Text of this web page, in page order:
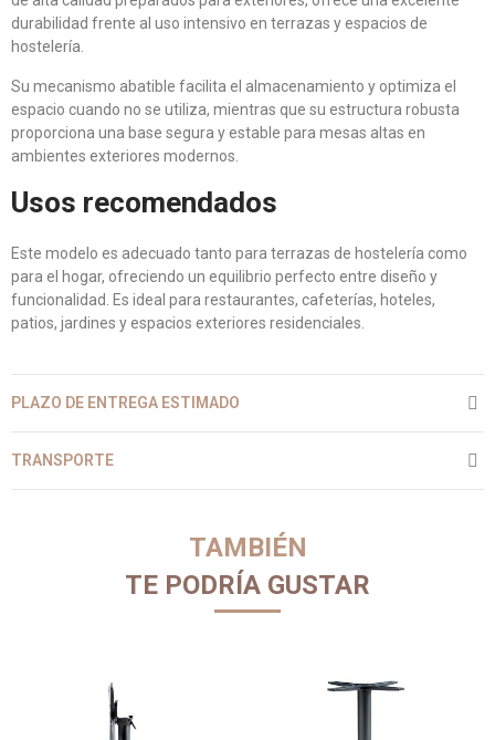
durabilidad frente al uso intensivo en terrazas y espacios de
hostelería.
Su mecanismo abatible facilita el almacenamiento y optimiza el
espacio cuando no se utiliza, mientras que su estructura robusta
proporciona una base segura y estable para mesas altas en
ambientes exteriores modernos.
Usos recomendados
Este modelo es adecuado tanto para terrazas de hostelería como
para el hogar, ofreciendo un equilibrio perfecto entre diseño y
funcionalidad. Es ideal para restaurantes, cafeterías, hoteles,
patios, jardines y espacios exteriores residenciales.
PLAZO DE ENTREGA ESTIMADO
TRANSPORTE
TAMBIÉN
TE PODRÍA GUSTAR